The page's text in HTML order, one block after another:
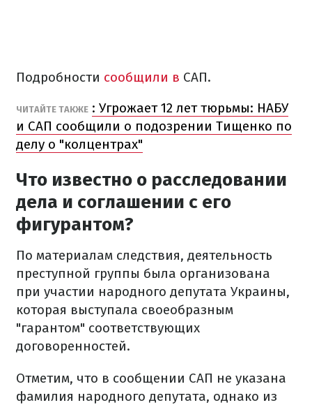
Подробности сообщили в САП.
ЧИТАЙТЕ ТАКЖЕ : Угрожает 12 лет тюрьмы: НАБУ
и САП сообщили о подозрении Тищенко по
делу о "колцентрах"
Что известно о расследовании
дела и соглашении с его
фигурантом?
По материалам следствия, деятельность
преступной группы была организована
при участии народного депутата Украины,
которая выступала своеобразным
"гарантом" соответствующих
договоренностей.
Отметим, что в сообщении САП не указана
фамилия народного депутата, однако из